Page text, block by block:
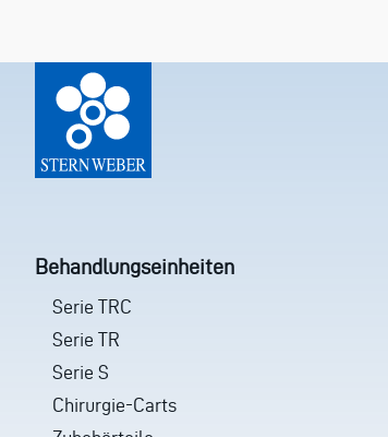
Behandlungseinheiten
Serie TRC
Serie TR
Serie S
Chirurgie-Carts